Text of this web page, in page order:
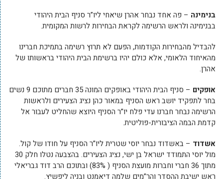
בנימינה – פה אחד נבחר אהרן שיאחי ליו”ר סניף הבית היהודי
בבנימינה ולראש הרשימה לקראת הבחירות לרשות המקומית.
להבדיל מהבחירות הקודמות, הפעם לא תרוץ רשימה בתמיכת חברינו
מהאיחוד הלאומי, אלא כולם יהיו ברשימת הבית היהודי בראשותו של
אהרן.
אופקים
– סניף הבית היהודי באופקים המונה 35 חברים מתוכם 9 נשים
בחר לתפקיד יושב ראש הסניף במאור כהן נציג הצעירים ולראשות
הרשימה נבחר חברנו עדי פלח יו”ר הסניף היוצא שהחליט לעבור אל
קדמת הבמה הציבורית-פוליטית.
אשדוד – באשדוד נבחר יוסי שטרית ליו”ר הסניף על חודו של קול.
מול יוסי התמודד ישראל בן ישי, נציג הצעירים. בהצבעה נטלו חלק 30
מתוך 36 חברי וחברות מועצת הסניף ( 83%) ובתוכם הרב דוד גבריאלי
ראש ישיבת ההסדר והר”מים שלמה דיאמנט ובניה ליפשיץ.